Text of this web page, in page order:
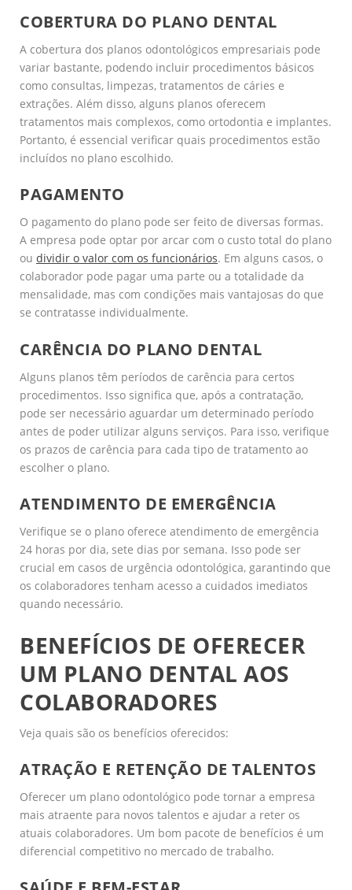
COBERTURA DO PLANO DENTAL
A cobertura dos planos odontológicos empresariais pode
variar bastante, podendo incluir procedimentos básicos
como consultas, limpezas, tratamentos de cáries e
extrações. Além disso, alguns planos oferecem
tratamentos mais complexos, como ortodontia e implantes.
Portanto, é essencial verificar quais procedimentos estão
incluídos no plano escolhido.
PAGAMENTO
O pagamento do plano pode ser feito de diversas formas.
A empresa pode optar por arcar com o custo total do plano
ou dividir o valor com os funcionários. Em alguns casos, o
colaborador pode pagar uma parte ou a totalidade da
mensalidade, mas com condições mais vantajosas do que
se contratasse individualmente.
CARÊNCIA DO PLANO DENTAL
Alguns planos têm períodos de carência para certos
procedimentos. Isso significa que, após a contratação,
pode ser necessário aguardar um determinado período
antes de poder utilizar alguns serviços. Para isso, verifique
os prazos de carência para cada tipo de tratamento ao
escolher o plano.
ATENDIMENTO DE EMERGÊNCIA
Verifique se o plano oferece atendimento de emergência
24 horas por dia, sete dias por semana. Isso pode ser
crucial em casos de urgência odontológica, garantindo que
os colaboradores tenham acesso a cuidados imediatos
quando necessário.
BENEFÍCIOS DE OFERECER
UM PLANO DENTAL AOS
COLABORADORES
Veja quais são os benefícios oferecidos:
ATRAÇÃO E RETENÇÃO DE TALENTOS
Oferecer um plano odontológico pode tornar a empresa
mais atraente para novos talentos e ajudar a reter os
atuais colaboradores. Um bom pacote de benefícios é um
diferencial competitivo no mercado de trabalho.